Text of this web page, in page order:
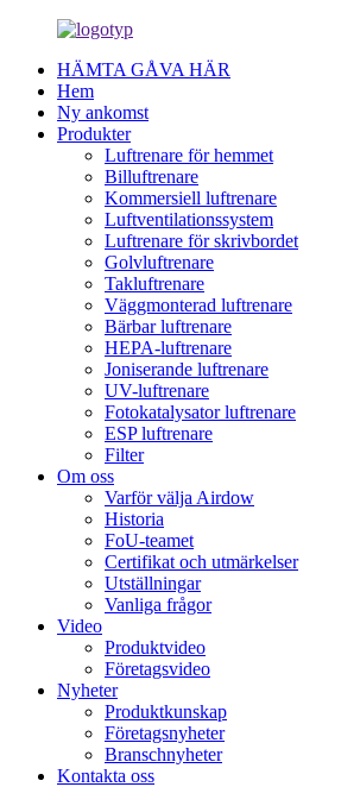
HÄMTA GÅVA HÄR
Hem
Ny ankomst
Produkter
Luftrenare för hemmet
Billuftrenare
Kommersiell luftrenare
Luftventilationssystem
Luftrenare för skrivbordet
Golvluftrenare
Takluftrenare
Väggmonterad luftrenare
Bärbar luftrenare
HEPA-luftrenare
Joniserande luftrenare
UV-luftrenare
Fotokatalysator luftrenare
ESP luftrenare
Filter
Om oss
Varför välja Airdow
Historia
FoU-teamet
Certifikat och utmärkelser
Utställningar
Vanliga frågor
Video
Produktvideo
Företagsvideo
Nyheter
Produktkunskap
Företagsnyheter
Branschnyheter
Kontakta oss